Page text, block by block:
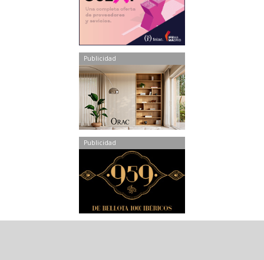
Publicidad
Publicidad